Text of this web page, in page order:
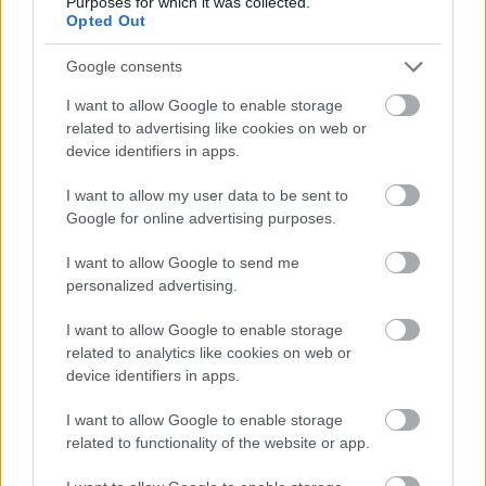
Opted Out
Google consents
I want to allow Google to enable storage
related to advertising like cookies on web or
device identifiers in apps.
I want to allow my user data to be sent to
Google for online advertising purposes.
I want to allow Google to send me
personalized advertising.
I want to allow Google to enable storage
related to analytics like cookies on web or
device identifiers in apps.
I want to allow Google to enable storage
related to functionality of the website or app.
doggfather
14 éve
Prédikátor rulez!
De a Megtorló történetei is nagyon jók!